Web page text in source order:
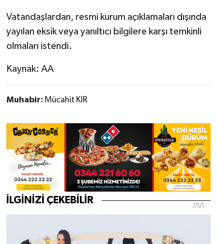
Vatandaşlardan, resmi kurum açıklamaları dışında
yayılan eksik veya yanıltıcı bilgilere karşı temkinli
olmaları istendi.
Kaynak: AA
Muhabir: Mücahit KIR